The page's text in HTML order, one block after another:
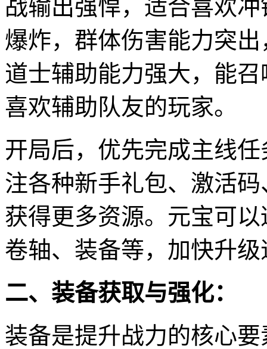
战输出强悍，适合喜欢
爆炸，群体伤害能力突
道士辅助能力强大，能
喜欢辅助队友的玩家。
开局后，优先完成主线
注各种新手礼包、激活
获得更多资源。元宝可
卷轴、装备等，加快升级
二、装备获取与强化：
装备是提升战力的核心要